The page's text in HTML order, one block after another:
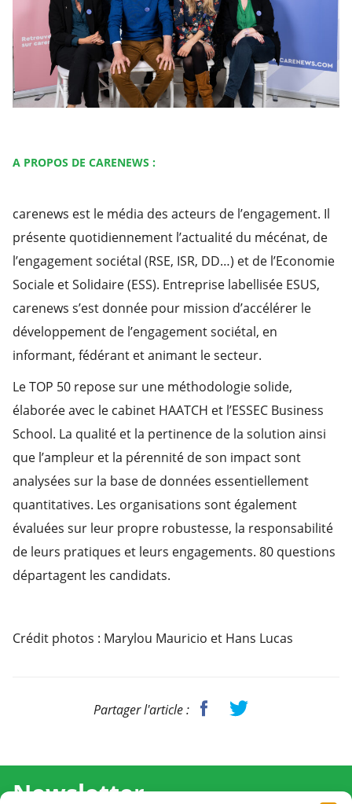
A PROPOS DE CARENEWS :
carenews est le média des acteurs de l’engagement. Il
présente quotidiennement l’actualité du mécénat, de
l’engagement sociétal (RSE, ISR, DD…) et de l’Economie
Sociale et Solidaire (ESS). Entreprise labellisée ESUS,
carenews s’est donnée pour mission d’accélérer le
développement de l’engagement sociétal, en
informant, fédérant et animant le secteur.
Le TOP 50 repose sur une méthodologie solide,
élaborée avec le cabinet HAATCH et l’ESSEC Business
School. La qualité et la pertinence de la solution ainsi
que l’ampleur et la pérennité de son impact sont
analysées sur la base de données essentiellement
quantitatives. Les organisations sont également
évaluées sur leur propre robustesse, la responsabilité
de leurs pratiques et leurs engagements. 80 questions
départagent les candidats.
Crédit photos : Marylou Mauricio et Hans Lucas
Partager l'article :
Newsletter